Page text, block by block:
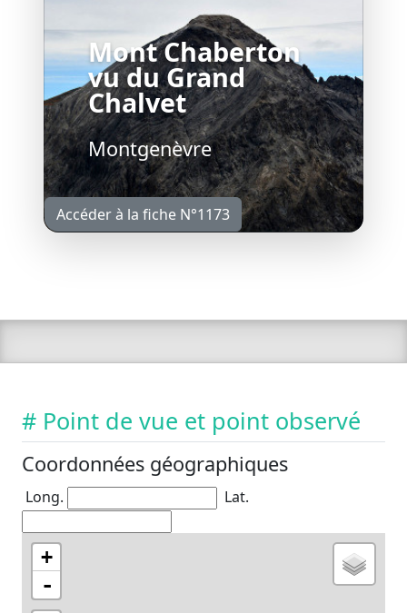
Mont Chaberton
vu du Grand
Chalvet
Montgenèvre
Accéder à la fiche N°1173
# Point de vue et point observé
Coordonnées géographiques
Long. Lat.
+
-